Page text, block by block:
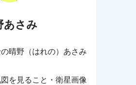
あさみ
晴野（はれの）あさみ
を見ること・衛星画像